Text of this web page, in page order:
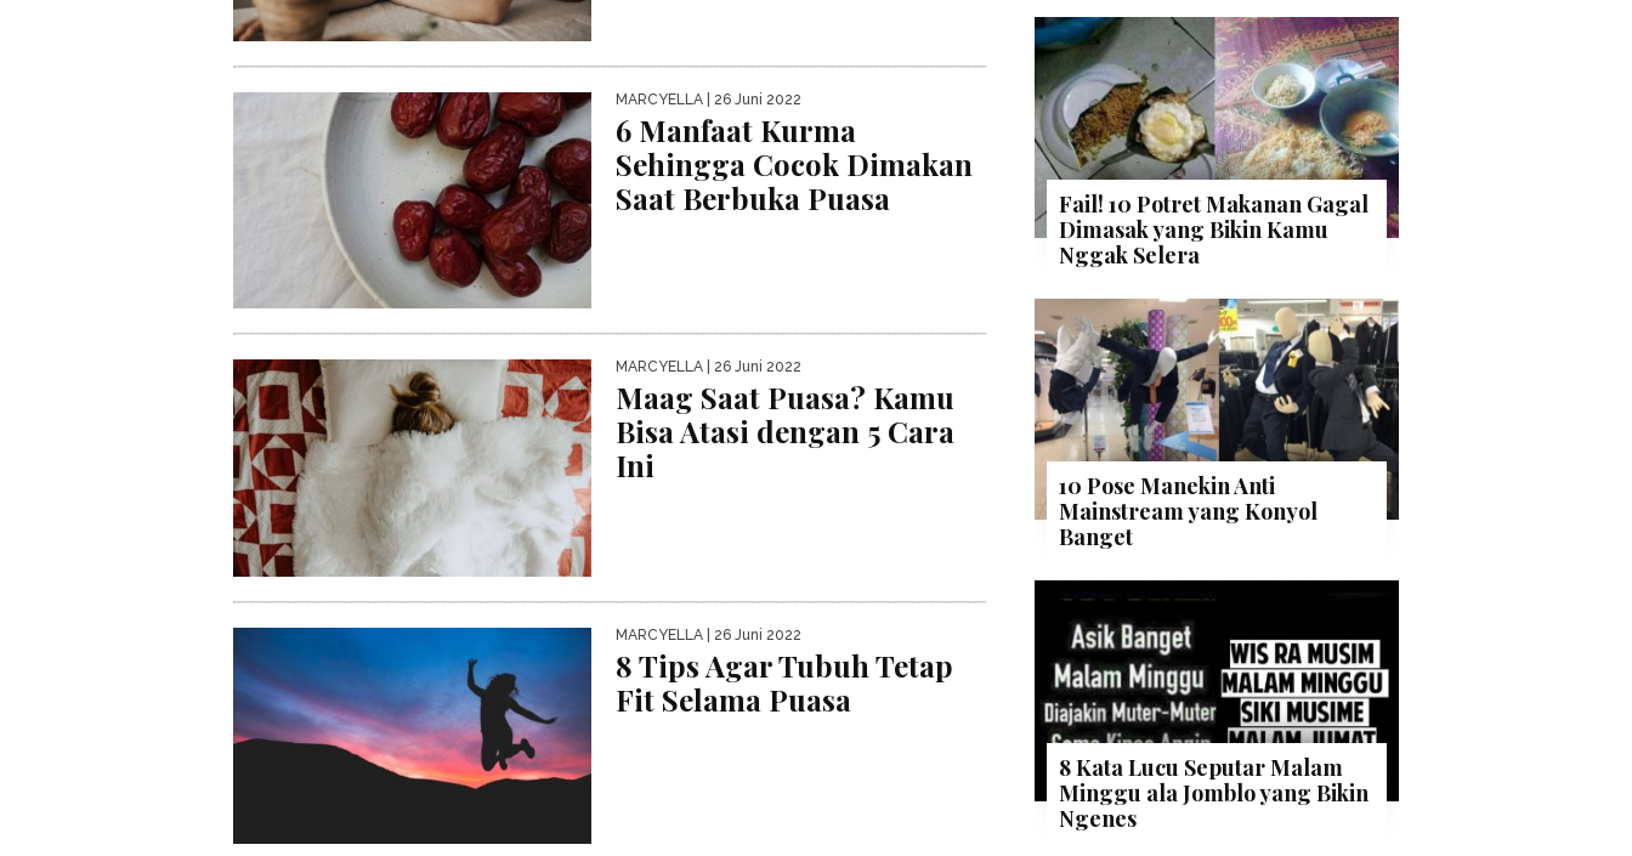
MARCYELLA | 26 Juni 2022
6 Manfaat Kurma
Sehingga Cocok Dimakan
Saat Berbuka Puasa
MARCYELLA | 26 Juni 2022
Maag Saat Puasa? Kamu
Bisa Atasi dengan 5 Cara
Ini
MARCYELLA | 26 Juni 2022
8 Tips Agar Tubuh Tetap
Fit Selama Puasa
Fail! 10 Potret Makanan Gagal
Dimasak yang Bikin Kamu
Nggak Selera
10 Pose Manekin Anti
Mainstream yang Konyol
Banget
8 Kata Lucu Seputar Malam
Minggu ala Jomblo yang Bikin
Ngenes